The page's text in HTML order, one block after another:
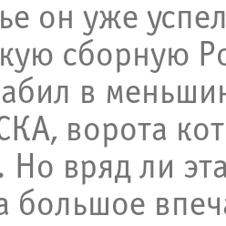
он уже
сборную
в
ворота
Но вряд ли
большое